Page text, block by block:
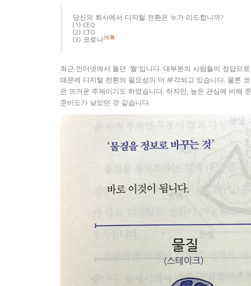
당신의 회사에서 디지털 전환은 누가 리드합니까?
(1) CEO
(2) CTO
(3) 코로나75쪽
최근 인터넷에서 돌던 ‘짤’입니다. 대부분의 사람들이 정답으
때문에 디지털 전환의 필요성이 더 부각되고 있습니다. 물론
은 뜨거운 주제이기도 하였습니다. 하지만, 높은 관심에 비해
준비도가 낮았던 것 같습니다.